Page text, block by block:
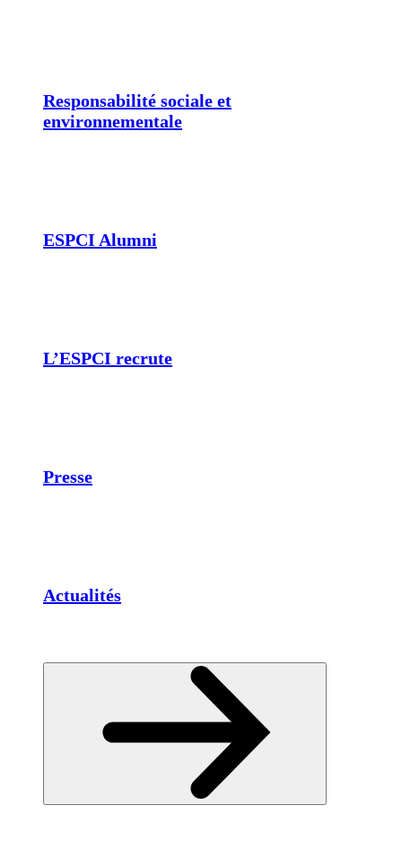
Responsabilité sociale et
environnementale
ESPCI Alumni
L’ESPCI recrute
Presse
Actualités